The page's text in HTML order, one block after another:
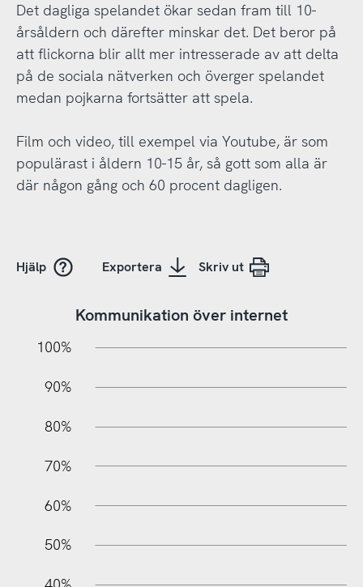
Det dagliga spelandet ökar sedan fram till 10-
årsåldern och därefter minskar det. Det beror på
att flickorna blir allt mer intresserade av att delta
på de sociala nätverken och överger spelandet
medan pojkarna fortsätter att spela.
Film och video, till exempel via Youtube, är som
populärast i åldern 10-15 år, så gott som alla är
där någon gång och 60 procent dagligen.
Hjälp Exportera Skriv ut
Kommunikation över internet
10%
100%
90%
80%
70%
60%
50%